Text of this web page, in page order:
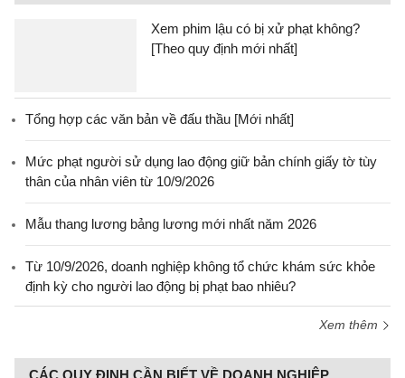
Xem phim lậu có bị xử phạt không?
[Theo quy định mới nhất]
Tổng hợp các văn bản về đấu thầu [Mới nhất]
Mức phạt người sử dụng lao động giữ bản chính giấy tờ tùy
thân của nhân viên từ 10/9/2026
Mẫu thang lương bảng lương mới nhất năm 2026
Từ 10/9/2026, doanh nghiệp không tổ chức khám sức khỏe
định kỳ cho người lao động bị phạt bao nhiêu?
Xem thêm
CÁC QUY ĐỊNH CẦN BIẾT VỀ DOANH NGHIỆP